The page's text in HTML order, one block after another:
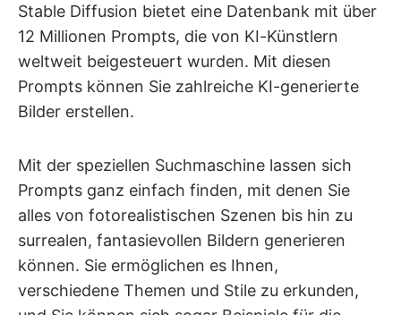
Stable Diffusion bietet eine Datenbank mit über
12 Millionen Prompts, die von KI-Künstlern
weltweit beigesteuert wurden. Mit diesen
Prompts können Sie zahlreiche KI-generierte
Bilder erstellen.
Mit der speziellen Suchmaschine lassen sich
Prompts ganz einfach finden, mit denen Sie
alles von fotorealistischen Szenen bis hin zu
surrealen, fantasievollen Bildern generieren
können. Sie ermöglichen es Ihnen,
verschiedene Themen und Stile zu erkunden,